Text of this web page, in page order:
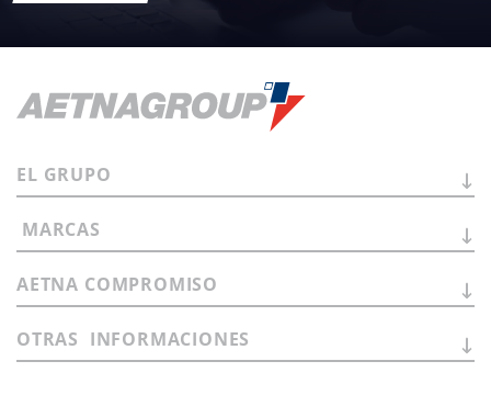
EL GRUPO
MARCAS
AETNA COMPROMISO
OTRAS INFORMACIONES